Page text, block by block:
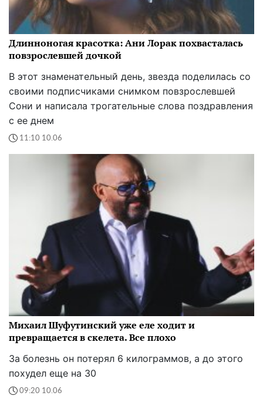
Длинноногая красотка: Ани Лорак похвасталась
повзрослевшей дочкой
В этот знаменательный день, звезда поделилась со
своими подписчиками снимком повзрослевшей
Сони и написала трогательные слова поздравления
с ее днем
11:10 10.06
Михаил Шуфутинский уже еле ходит и
превращается в скелета. Все плохо
За болезнь он потерял 6 килограммов, а до этого
похудел еще на 30
09:20 10.06